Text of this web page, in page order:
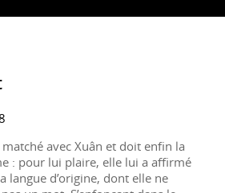
avec Xuân et doit enfin la
: pour lui plaire, elle lui a affirmé
langue d’origine, dont elle ne